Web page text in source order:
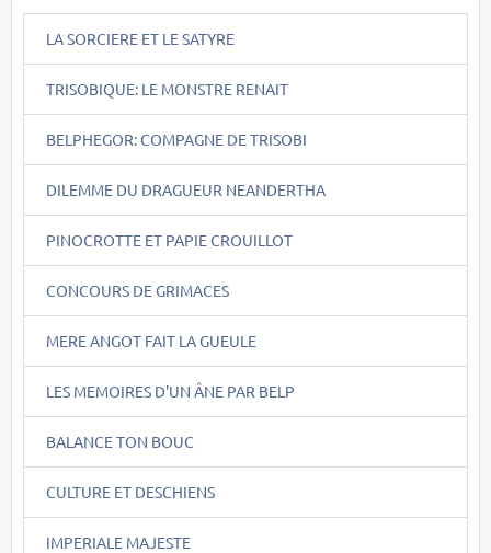
LA SORCIERE ET LE SATYRE
TRISOBIQUE: LE MONSTRE RENAIT
BELPHEGOR: COMPAGNE DE TRISOBI
DILEMME DU DRAGUEUR NEANDERTHA
PINOCROTTE ET PAPIE CROUILLOT
CONCOURS DE GRIMACES
MERE ANGOT FAIT LA GUEULE
LES MEMOIRES D'UN ÂNE PAR BELP
BALANCE TON BOUC
CULTURE ET DESCHIENS
IMPERIALE MAJESTE